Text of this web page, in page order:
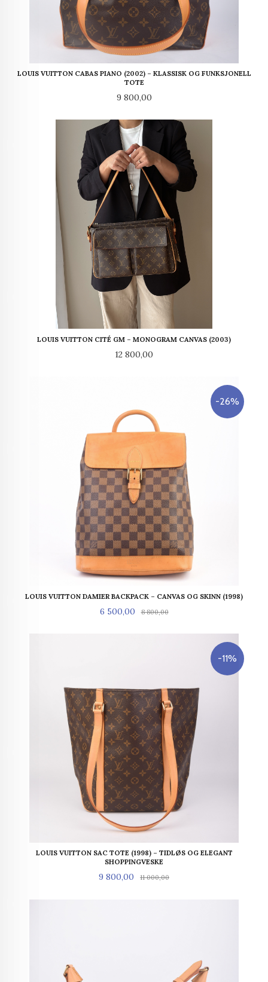
LOUIS VUITTON CABAS PIANO (2002) – KLASSISK OG FUNKSJONELL
TOTE
Pris
9 800,00
LOUIS VUITTON CITÉ GM – MONOGRAM CANVAS (2003)
Pris
12 800,00
LOUIS VUITTON DAMIER BACKPACK – CANVAS OG SKINN (1998)
Tilbud
6 500,00 8 800,00Rabatt
-26%
LOUIS VUITTON SAC TOTE (1998) – TIDLØS OG ELEGANT
SHOPPINGVESKE
Tilbud
9 800,00 11 000,00Rabatt
-11%